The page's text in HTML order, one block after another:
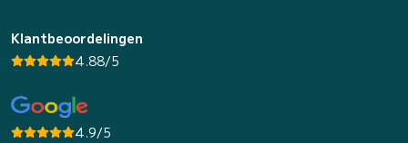
Klantbeoordelingen
4.88/5
4.9/5